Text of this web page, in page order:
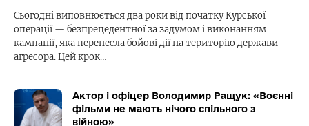
Сьогодні виповнюється два роки від початку Курської
операції — безпрецедентної за задумом і виконанням
кампанії, яка перенесла бойові дії на територію держави-
агресора. Цей крок…
Актор і офіцер Володимир Ращук: «Воєнні
фільми не мають нічого спільного з
війною»